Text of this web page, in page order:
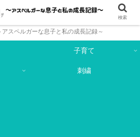
スペルガーな息子と私の成長記録～
子育て
刺繍
検索